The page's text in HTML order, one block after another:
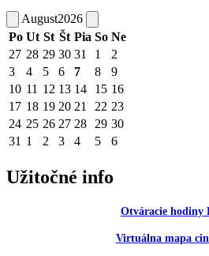
August2026
Po Ut St Št Pia So Ne
27 28 29 30 31 1
2
3
4 5 6 7 8
9
10 11 12 13 14 15 16
17 18 19 20 21 22 23
24 25 26 27 28 29 30
31 1 2 3 4 5 6
Užitočné info
Otváracie hodiny
Virtuálna mapa